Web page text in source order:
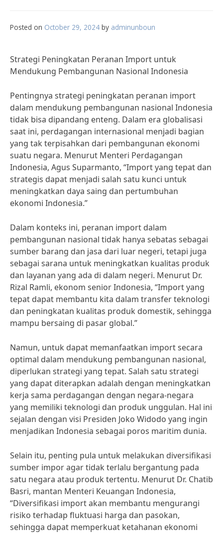
Posted on October 29, 2024 by adminunboun
Strategi Peningkatan Peranan Import untuk
Mendukung Pembangunan Nasional Indonesia
Pentingnya strategi peningkatan peranan import
dalam mendukung pembangunan nasional Indonesia
tidak bisa dipandang enteng. Dalam era globalisasi
saat ini, perdagangan internasional menjadi bagian
yang tak terpisahkan dari pembangunan ekonomi
suatu negara. Menurut Menteri Perdagangan
Indonesia, Agus Suparmanto, “Import yang tepat dan
strategis dapat menjadi salah satu kunci untuk
meningkatkan daya saing dan pertumbuhan
ekonomi Indonesia.”
Dalam konteks ini, peranan import dalam
pembangunan nasional tidak hanya sebatas sebagai
sumber barang dan jasa dari luar negeri, tetapi juga
sebagai sarana untuk meningkatkan kualitas produk
dan layanan yang ada di dalam negeri. Menurut Dr.
Rizal Ramli, ekonom senior Indonesia, “Import yang
tepat dapat membantu kita dalam transfer teknologi
dan peningkatan kualitas produk domestik, sehingga
mampu bersaing di pasar global.”
Namun, untuk dapat memanfaatkan import secara
optimal dalam mendukung pembangunan nasional,
diperlukan strategi yang tepat. Salah satu strategi
yang dapat diterapkan adalah dengan meningkatkan
kerja sama perdagangan dengan negara-negara
yang memiliki teknologi dan produk unggulan. Hal ini
sejalan dengan visi Presiden Joko Widodo yang ingin
menjadikan Indonesia sebagai poros maritim dunia.
Selain itu, penting pula untuk melakukan diversifikasi
sumber impor agar tidak terlalu bergantung pada
satu negara atau produk tertentu. Menurut Dr. Chatib
Basri, mantan Menteri Keuangan Indonesia,
“Diversifikasi import akan membantu mengurangi
risiko terhadap fluktuasi harga dan pasokan,
sehingga dapat memperkuat ketahanan ekonomi